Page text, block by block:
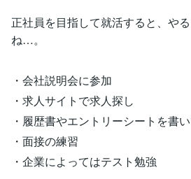
正社員を目指して就活すると、や
ね…。
・会社説明会に参加
・求人サイトで求人探し
・履歴書やエントリーシートを書
・面接の練習
・企業によってはテスト勉強